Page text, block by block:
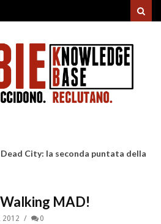
City: la seconda puntata della
MAD!
2012 0